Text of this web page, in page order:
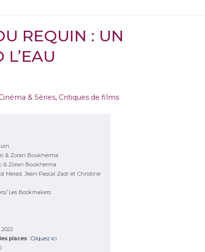
REQUIN : UN
& Séries, Critiques de films
& Zoran Boukherma
& Zoran Boukherma
Merad, Jean-Pascal Zadi et Christine
Les Bookmakers
2022
places: Cliquez ici